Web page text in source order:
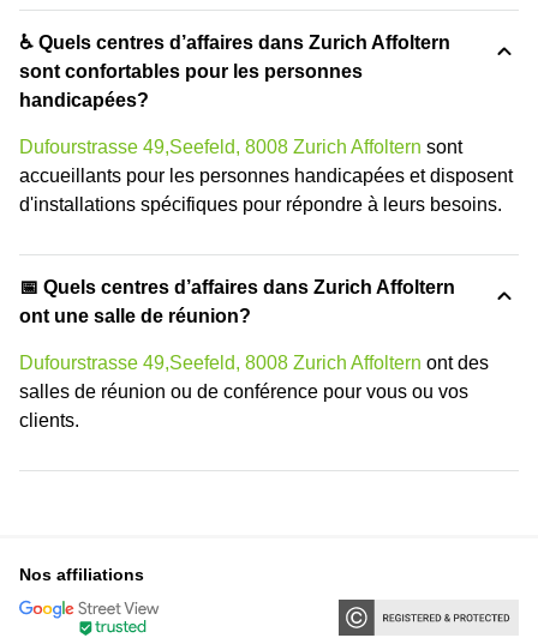
♿ Quels centres d’affaires dans Zurich Affoltern
sont confortables pour les personnes
handicapées?
Dufourstrasse 49,Seefeld, 8008 Zurich Affoltern sont
accueillants pour les personnes handicapées et disposent
d'installations spécifiques pour répondre à leurs besoins.
📅 Quels centres d’affaires dans Zurich Affoltern
ont une salle de réunion?
Dufourstrasse 49,Seefeld, 8008 Zurich Affoltern ont des
salles de réunion ou de conférence pour vous ou vos
clients.
Nos affiliations